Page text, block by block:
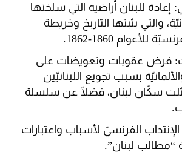
إعادة للبنان أراضيه التي سلختها
والتي يثبتها التاريخ وخريطة
للأعوام 1860-1862.
فرض عقوبات وتعويضات على
بسبب تجويع اللبنانيّين
سكّان لبنان، فضلًا عن سلسلة
الفرنسيّ لأسباب واعتبارات
لبنان”.